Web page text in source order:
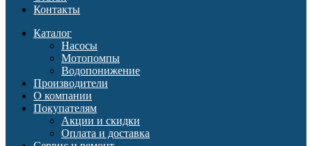
Контакты
Каталог
Насосы
Мотопомпы
Водопонижение
Производители
О компании
Покупателям
Акции и скидки
Оплата и доставка